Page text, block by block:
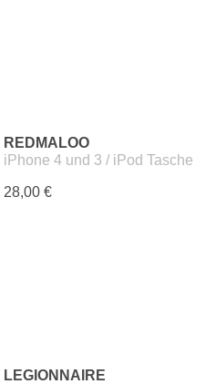
REDMALOO
iPhone 4 und 3 / iPod Tasche
28,00 €
LEGIONNAIRE